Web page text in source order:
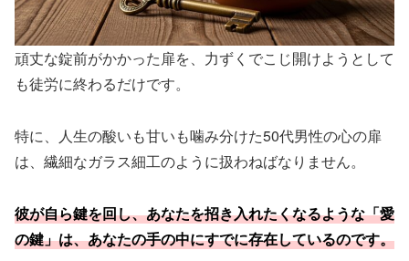
頑丈な錠前がかかった扉を、力ずくでこじ開けようとして
も徒労に終わるだけです。
特に、人生の酸いも甘いも噛み分けた50代男性の心の扉
は、繊細なガラス細工のように扱わねばなりません。
彼が自ら鍵を回し、あなたを招き入れたくなるような「愛
の鍵」は、あなたの手の中にすでに存在しているのです。